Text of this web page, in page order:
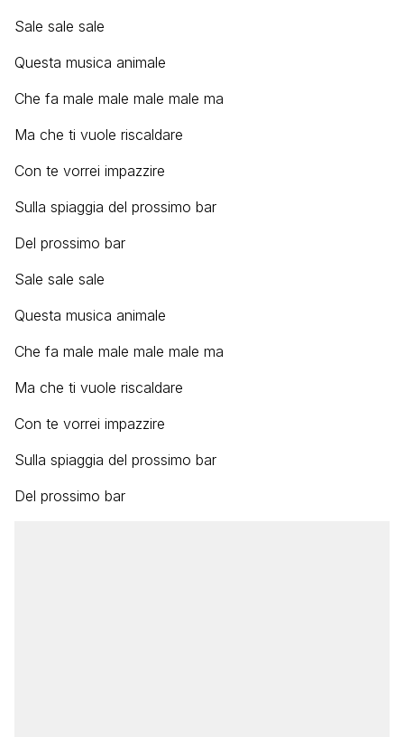
Sale sale sale
Questa musica animale
Che fa male male male male ma
Ma che ti vuole riscaldare
Con te vorrei impazzire
Sulla spiaggia del prossimo bar
Del prossimo bar
Sale sale sale
Questa musica animale
Che fa male male male male ma
Ma che ti vuole riscaldare
Con te vorrei impazzire
Sulla spiaggia del prossimo bar
Del prossimo bar